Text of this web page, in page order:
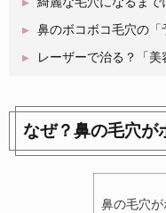
鼻のボコボコ毛穴の「
レーザーで治る？「美
なぜ？鼻の毛穴が
鼻の毛穴が